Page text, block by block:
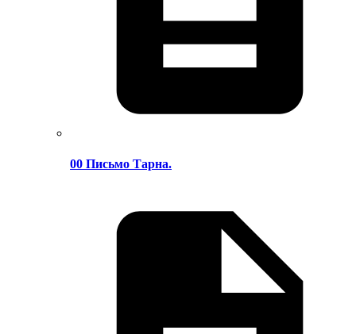
00 Письмо Тарна.